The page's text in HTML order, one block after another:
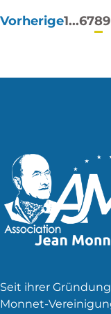
Vorherige1...6789
Seit ihrer
Monnet-